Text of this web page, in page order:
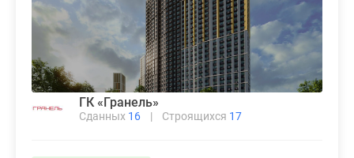
ГК «Гранель»
Сданных 16 | Строящихся 17